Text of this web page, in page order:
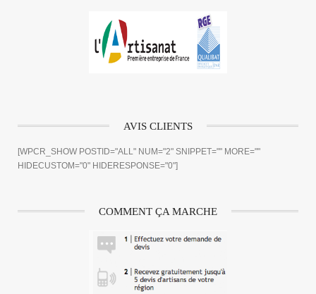
AVIS CLIENTS
[WPCR_SHOW POSTID="ALL" NUM="2" SNIPPET="" MORE=""
HIDECUSTOM="0" HIDERESPONSE="0"]
COMMENT ÇA MARCHE